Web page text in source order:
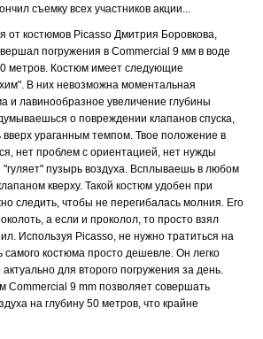
съемку всех участников акции...
от костюмов Picasso Дмитрия Боровкова,
погружения в Commercial 9 мм в воде
метров. Костюм имеет следующие
В них невозможна моментальная
и лавинообразное увеличение глубины
о повреждении клапанов спуска,
ураганным темпом. Твое положение в
нет проблем с ориентацией, нет нужды
"гуляет" пузырь воздуха. Всплываешь в любом
кверху. Такой костюм удобен при
следить, чтобы не перегибалась молния. Его
а если и проколол, то просто взял
Используя Picasso, не нужно тратиться на
самого костюма просто дешевле. Он легко
для второго погружения за день.
Commercial 9 mm позволяет совершать
на глубину 50 метров, что крайне